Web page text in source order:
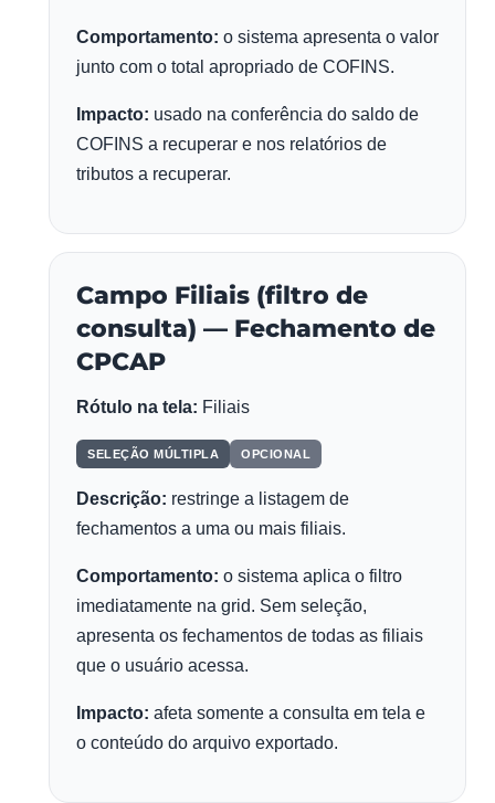
Comportamento: o sistema apresenta o valor
junto com o total apropriado de COFINS.
Impacto: usado na conferência do saldo de
COFINS a recuperar e nos relatórios de
tributos a recuperar.
Campo Filiais (filtro de
consulta) — Fechamento de
CPCAP
Rótulo na tela: Filiais
SELEÇÃO MÚLTIPLA OPCIONAL
Descrição: restringe a listagem de
fechamentos a uma ou mais filiais.
Comportamento: o sistema aplica o filtro
imediatamente na grid. Sem seleção,
apresenta os fechamentos de todas as filiais
que o usuário acessa.
Impacto: afeta somente a consulta em tela e
o conteúdo do arquivo exportado.